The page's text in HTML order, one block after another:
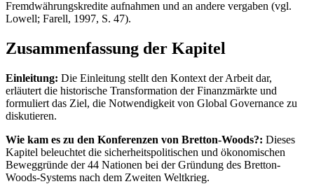
Fremdwährungskredite aufnahmen und an andere vergaben (vgl.
Lowell; Farell, 1997, S. 47).
Zusammenfassung der Kapitel
Einleitung: Die Einleitung stellt den Kontext der Arbeit dar,
erläutert die historische Transformation der Finanzmärkte und
formuliert das Ziel, die Notwendigkeit von Global Governance zu
diskutieren.
Wie kam es zu den Konferenzen von Bretton-Woods?: Dieses
Kapitel beleuchtet die sicherheitspolitischen und ökonomischen
Beweggründe der 44 Nationen bei der Gründung des Bretton-
Woods-Systems nach dem Zweiten Weltkrieg.